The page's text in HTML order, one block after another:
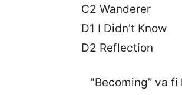
C2 Wanderer
D1 I Didn’t Know
D2 Reflection
"Becoming” va fi